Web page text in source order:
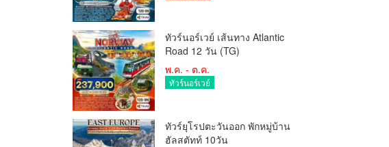
ทัวร์นอร์เวย์ เส้นทาง Atlantic
Road 12 วัน (TG)
พ.ค. - ต.ค.
ทัวร์นอร์เวย์
ทัวร์ยุโรปตะวันออก พักหมู่บ้าน
ฮัลสตัทท์ 10วัน